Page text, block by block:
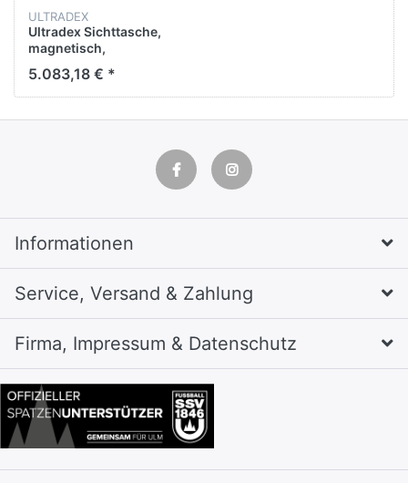
ULTRADEX
Ultradex Sichttasche,
magnetisch,
Polyethylenterephthalat,
A4, farblos/grauer
Rahmen (25 Stück)
5.083,18 € *
Informationen
Service, Versand & Zahlung
Firma, Impressum & Datenschutz